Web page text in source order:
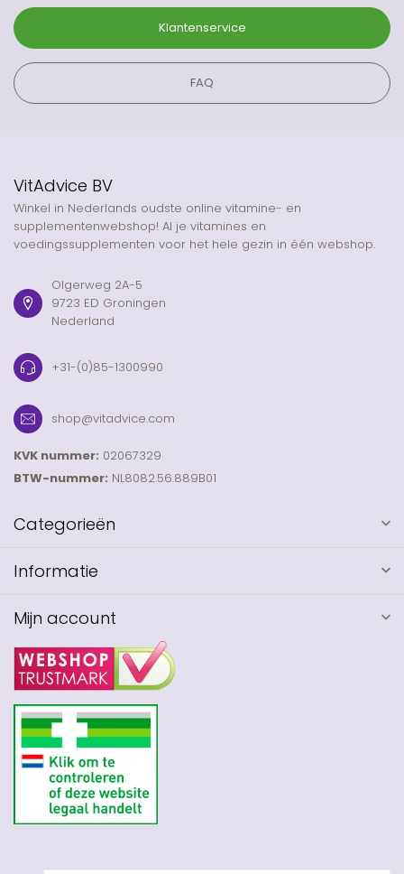
Klantenservice
FAQ
VitAdvice BV
Winkel in Nederlands oudste online vitamine- en
supplementenwebshop! Al je vitamines en
voedingssupplementen voor het hele gezin in één webshop.
Olgerweg 2A-5
9723 ED Groningen
Nederland
+31-(0)85-1300990
shop@vitadvice.com
KVK nummer: 02067329
BTW-nummer: NL8082.56.889B01
Categorieën
Informatie
Mijn account